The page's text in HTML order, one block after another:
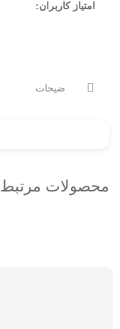
توضیحات
محصولات مرتبط
امتیاز کاربران: